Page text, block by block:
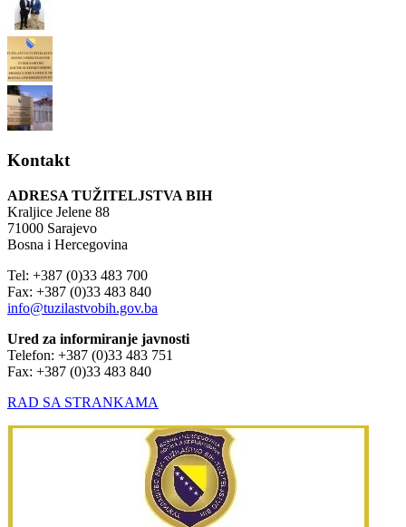
Kontakt
ADRESA TUŽITELJSTVA BIH
Kraljice Jelene 88
71000 Sarajevo
Bosna i Hercegovina
Tel: +387 (0)33 483 700
Fax: +387 (0)33 483 840
info@tuzilastvobih.gov.ba
Ured za informiranje javnosti
Telefon: +387 (0)33 483 751
Fax: +387 (0)33 483 840
RAD SA STRANKAMA